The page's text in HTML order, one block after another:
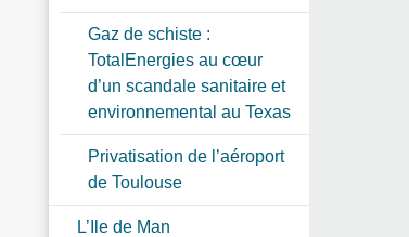
Gaz de schiste :
TotalEnergies au cœur
d’un scandale sanitaire et
environnemental au Texas
Privatisation de l’aéroport
de Toulouse
L’Ile de Man